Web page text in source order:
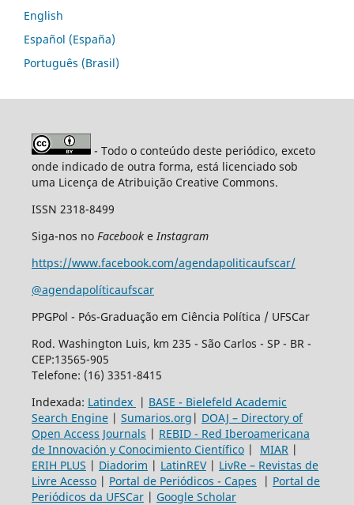
English
Español (España)
Português (Brasil)
- Todo o conteúdo deste periódico, exceto
onde indicado de outra forma, está licenciado sob
uma Licença de Atribuição Creative Commons.
ISSN 2318-8499
Siga-nos no Facebook eInstagram
https://www.facebook.com/agendapoliticaufscar/
@agendapolíticaufscar
PPGPol - Pós-Graduação em Ciência Política / UFSCar
Rod. Washington Luis, km 235 - São Carlos - SP - BR -
CEP:13565-905
Telefone: (16) 3351-8415
Indexada: Latindex | BASE - Bielefeld Academic
Search Engine| Sumarios.org | DOAJ – Directory of
Open Access Journals | REBID - Red Iberoamericana
de Innovación y Conocimiento Científico| MIAR|
ERIH PLUS | Diadorim | LatinREV| LivRe – Revistas de
Livre Acesso| Portal de Periódicos - Capes | Portal de
Periódicos da UFSCar| Google Scholar